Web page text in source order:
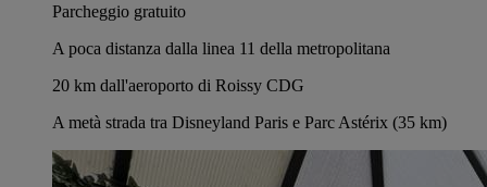
Parcheggio gratuito
A poca distanza dalla linea 11 della metropolitana
20 km dall'aeroporto di Roissy CDG
A metà strada tra Disneyland Paris e Parc Astérix (35 km)